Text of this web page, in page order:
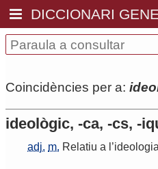
DICCIONARI
Coincidències per a:
ideològic, -ca, -cs, -
adj. m. Relatiu a ’ideologia